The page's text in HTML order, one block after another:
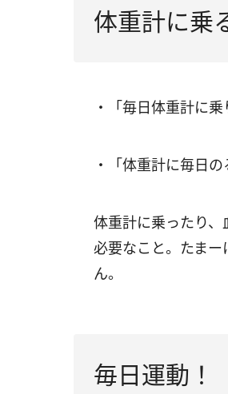
体重計に乗
・「毎日体重計に
・「体重計に毎日
体重計に乗ったり
必要なこと。たま
ん。
毎日運動！